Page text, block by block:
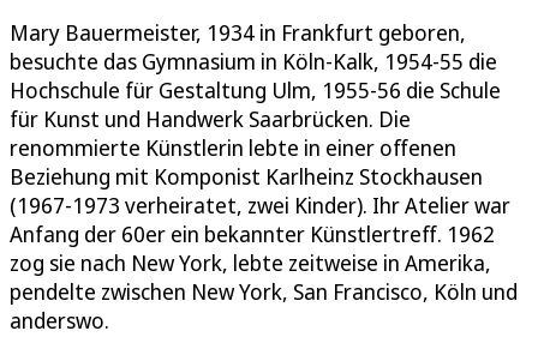
Mary Bauermeister, 1934 in Frankfurt geboren,
besuchte das Gymnasium in Köln-Kalk, 1954-55 die
Hochschule für Gestaltung Ulm, 1955-56 die Schule
für Kunst und Handwerk Saarbrücken. Die
renommierte Künstlerin lebte in einer offenen
Beziehung mit Komponist Karlheinz Stockhausen
(1967-1973 verheiratet, zwei Kinder). Ihr Atelier war
Anfang der 60er ein bekannter Künstlertreff. 1962
zog sie nach New York, lebte zeitweise in Amerika,
pendelte zwischen New York, San Francisco, Köln und
anderswo.